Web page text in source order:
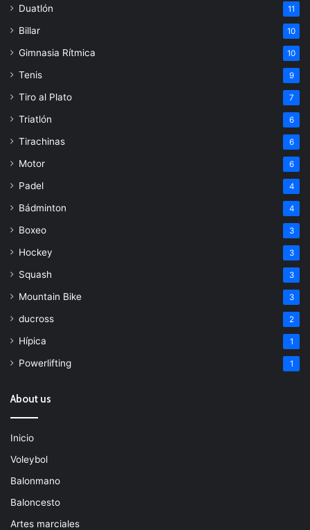
Duatlón 11
Billar 10
Gimnasia Rítmica 10
Tenis 9
Tiro al Plato 7
Triatlón 6
Tirachinas 6
Motor 6
Padel 4
Bádminton 4
Boxeo 3
Hockey 3
Squash 3
Mountain Bike 3
ducross 2
Hípica 1
Powerlifting 1
About us
Inicio
Voleybol
Balonmano
Baloncesto
Artes marciales